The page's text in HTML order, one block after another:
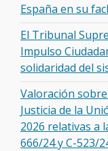
España en su
El Tribunal
Impulso
solidaridad del
Valoración
Justicia de la
2026 relativas a
666/24 y C-523/